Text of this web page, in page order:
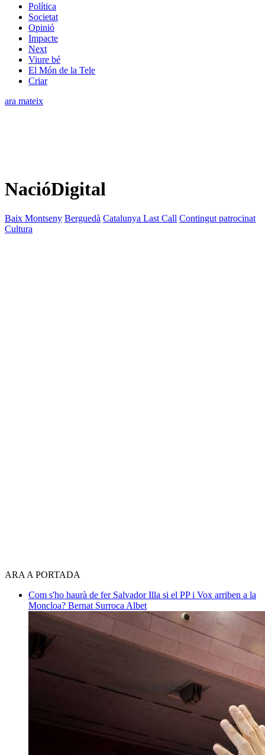
Política
Societat
Opinió
Impacte
Next
Viure bé
El Món de la Tele
Criar
ara mateix
NacióDigital
Baix Montseny Berguedà Catalunya Last Call Contingut patrocinat
Cultura
ARA A PORTADA
Com s'ho haurà de fer Salvador Illa si el PP i Vox arriben a la
Moncloa? Bernat Surroca Albet